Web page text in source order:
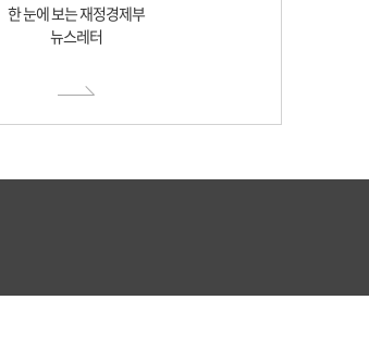
한 눈에 보는 재정경제부
뉴스레터